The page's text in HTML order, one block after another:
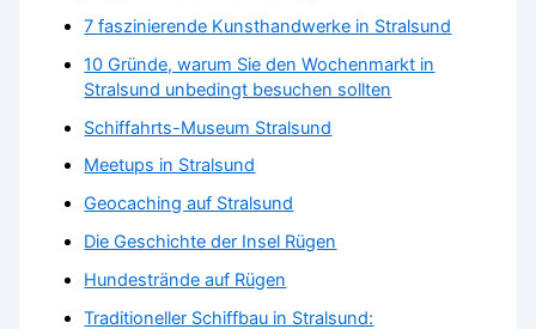
7 faszinierende Kunsthandwerke in Stralsund
10 Gründe, warum Sie den Wochenmarkt in
Stralsund unbedingt besuchen sollten
Schiffahrts-Museum Stralsund
Meetups in Stralsund
Geocaching auf Stralsund
Die Geschichte der Insel Rügen
Hundestrände auf Rügen
Traditioneller Schiffbau in Stralsund: